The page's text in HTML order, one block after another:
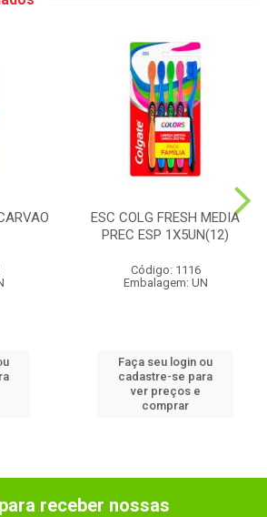
ESC COLG FRESH MEDIA
PREC ESP 1X5UN(12)
Código: 1116
Embalagem: UN
Faça seu login ou
cadastre-se para
ver preços e
comprar
receber nossas